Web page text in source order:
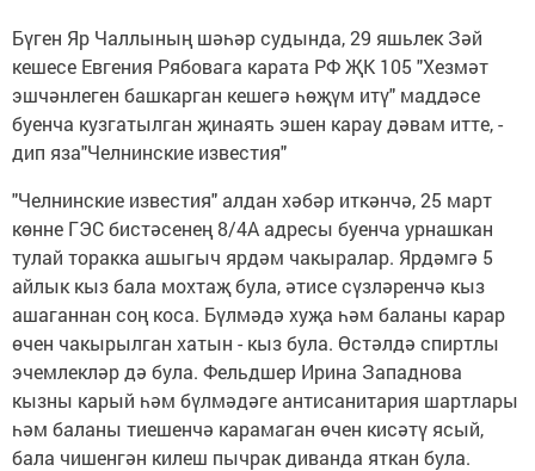
Бүген Яр Чаллының шәһәр судында, 29 яшьлек Зәй
кешесе Евгения Рябовага карата РФ ҖК 105 "Хезмәт
эшчәнлеген башкарган кешегә һөҗүм итү" маддәсе
буенча кузгатылган җинаять эшен карау дәвам итте, -
дип яза"Челнинские известия"
"Челнинские известия" алдан хәбәр иткәнчә, 25 март
көнне ГЭС бистәсенең 8/4А адресы буенча урнашкан
тулай торакка ашыгыч ярдәм чакыралар. Ярдәмгә 5
айлык кыз бала мохтаҗ була, әтисе сүзләренчә кыз
ашаганнан соң коса. Бүлмәдә хуҗа һәм баланы карар
өчен чакырылган хатын - кыз була. Өстәлдә спиртлы
эчемлекләр дә була. Фельдшер Ирина Западнова
кызны карый һәм бүлмәдәге антисанитария шартлары
һәм баланы тиешенчә карамаган өчен кисәтү ясый,
бала чишенгән килеш пычрак диванда яткан була.